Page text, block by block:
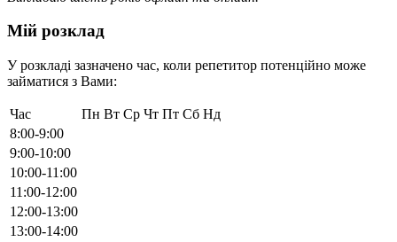
Мій розклад
У розкладі зазначено час, коли репетитор потенційно може
займатися з Вами:
Час Пн Вт Ср Чт Пт Сб Нд
8:00-9:00
9:00-10:00
10:00-11:00
11:00-12:00
12:00-13:00
13:00-14:00